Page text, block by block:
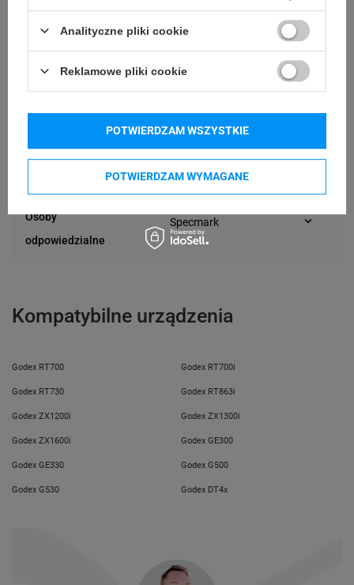
Trudne
Podmiot
Specmark
Bielska 210
43-400 Cieszyn (Polska)
telefon: 730811399
e-mail: gspr@ptmb.pl
Osoby
odpowiedzialne
Specmark
Bielska 210
Kompatybilne urządzenia
Godex RT700 Godex RT700i
Godex RT730 Godex RT863i
Godex ZX1200i Godex ZX1300i
Godex ZX1600i Godex GE300
Godex GE330 Godex G500
Godex G530 Godex DT4x
Analityczne pliki cookie
Reklamowe pliki cookie
POTWIERDZAM WYMAGANE
POTWIERDZAM WSZYSTKIE